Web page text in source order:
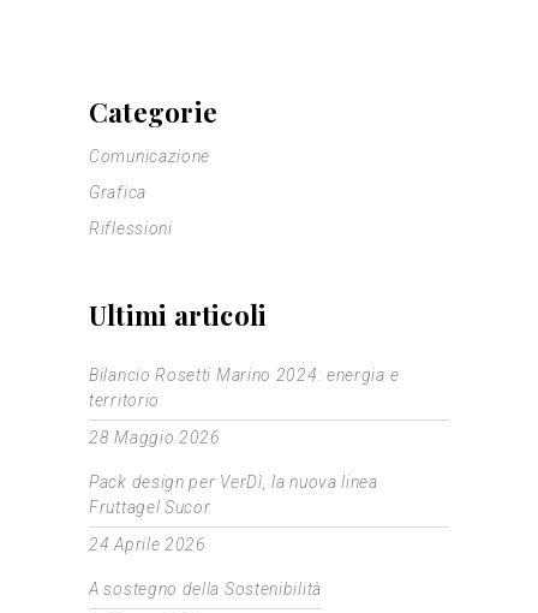
Categorie
Comunicazione
Grafica
Riflessioni
Ultimi articoli
Bilancio Rosetti Marino 2024: energia e
territorio
28 Maggio 2026
Pack design per VerDì, la nuova linea
Fruttagel Sucor
24 Aprile 2026
A sostegno della Sostenibilità